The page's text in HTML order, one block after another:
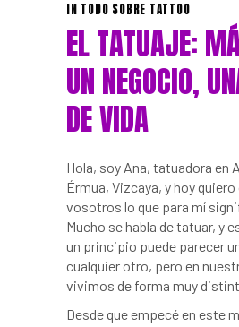
IN TODO SOBRE TATTOO
EL TATUAJE:
UN NEGOCIO,
DE VIDA
Hola, soy Ana, tatuadora en
Érmua, Vizcaya, y hoy
vosotros lo que para mí
Mucho se habla de tatuar, y
un principio puede parecer
cualquier otro, pero en
vivimos de forma muy
Desde que empecé en este